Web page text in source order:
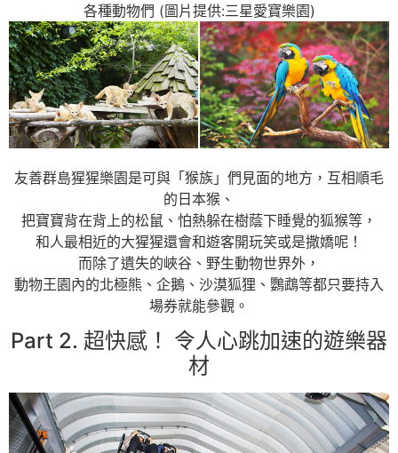
各種動物們 (圖片提供:三星愛寶樂園)
友善群島猩猩樂園是可與「猴族」們見面的地方，互相順毛
的日本猴、
把寶寶背在背上的松鼠、怕熱躲在樹蔭下睡覺的狐猴等，
和人最相近的大猩猩還會和遊客開玩笑或是撒嬌呢！
而除了遺失的峽谷、野生動物世界外，
動物王園內的北極熊、企鵝、沙漠狐狸、鸚鵡等都只要持入
場券就能參觀。
Part 2. 超快感！ 令人心跳加速的遊樂器
材